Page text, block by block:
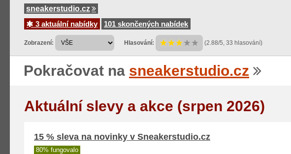
sneakerstudio.cz
3 aktuální nabídky
101 skončených nabídek
Zobrazení: Hlasování: (2.88/5, 33 hlasování)
Pokračovat na sneakerstudio.cz
Aktuální slevy a akce (srpen 2026)
15 % sleva na novinky v Sneakerstudio.cz
80% fungovalo